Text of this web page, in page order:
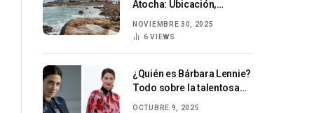
Atocha: Ubicación,
huésped
NOVIEMBRE 30, 2025
6VIEWS
¿Quién es Bárbara Lennie?
Todo sobre la talentosa
OCTUBRE 9, 2025